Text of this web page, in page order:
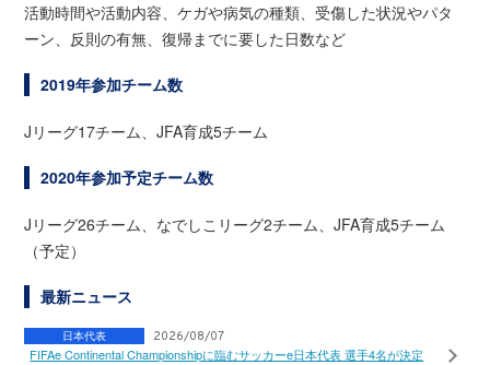
活動時間や活動内容、ケガや病気の種類、受傷した状況やパタ
ーン、反則の有無、復帰までに要した日数など
2019年参加チーム数
Jリーグ17チーム、JFA育成5チーム
2020年参加予定チーム数
Jリーグ26チーム、なでしこリーグ2チーム、JFA育成5チーム
（予定）
最新ニュース
日本代表 2026/08/07
FIFAe Continental Championshipに臨むサッカーe日本代表 選手4名が決定